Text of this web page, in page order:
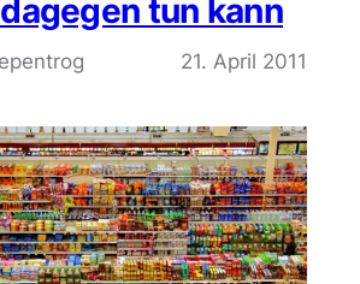
tun kann
21. April 2011